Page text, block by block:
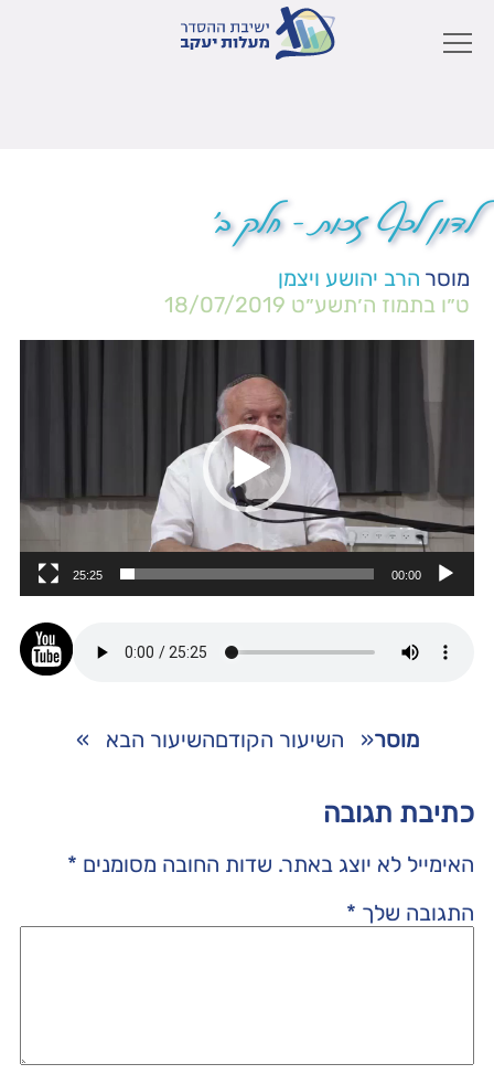
לדון לכף זכות – חלק ב'
מוסר הרב יהושע ויצמן
ט״ו בתמוז ה׳תשע״ט 18/07/2019
00:00
25:25
מוסר« השיעור הקודםהשיעור הבא »
כתיבת תגובה
האימייל לא יוצג באתר. שדות החובה מסומנים *
התגובה שלך *